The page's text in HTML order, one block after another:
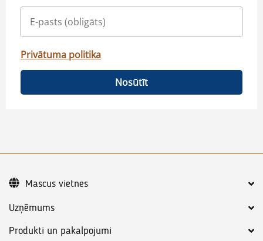
Privātuma politika
Nosūtīt
Uzņēmums
Produkti un pakalpojumi
Mascus vietnes